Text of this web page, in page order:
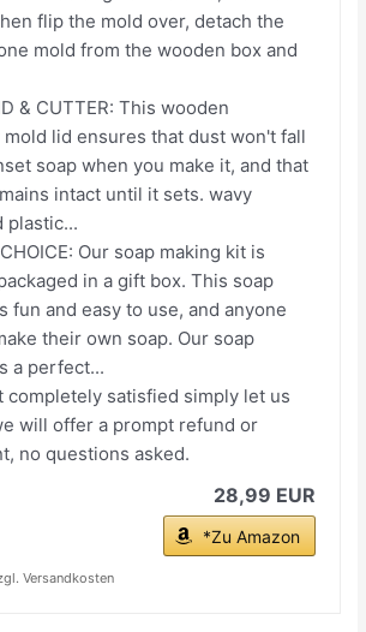
flip the mold over, detach the
mold from the wooden box and
& CUTTER: This wooden
lid ensures that dust won't fall
soap when you make it, and that
intact until it sets. wavy
plastic...
Our soap making kit is
in a gift box. This soap
fun and easy to use, and anyone
their own soap. Our soap
a perfect...
completely satisfied simply let us
will offer a prompt refund or
no questions asked.
28,99 EUR
*Zu Amazon
Versandkosten